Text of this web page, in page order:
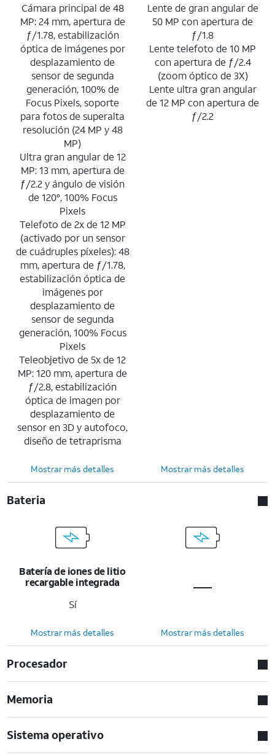
Cámara principal de 48
MP: 24 mm, apertura de
ƒ/1.78, estabilización
óptica de imágenes por
desplazamiento de
sensor de segunda
generación, 100% de
Focus Pixels, soporte
para fotos de superalta
resolución (24 MP y 48
MP)
Ultra gran angular de 12
MP: 13 mm, apertura de
ƒ/2.2 y ángulo de visión
de 120°, 100% Focus
Pixels
Telefoto de 2x de 12 MP
(activado por un sensor
de cuádruples píxeles): 48
mm, apertura de ƒ/1.78,
estabilización óptica de
imágenes por
desplazamiento de
sensor de segunda
generación, 100% Focus
Pixels
Teleobjetivo de 5x de 12
MP: 120 mm, apertura de
ƒ/2.8, estabilización
óptica de imagen por
desplazamiento de
sensor en 3D y autofoco,
diseño de tetraprisma
Lente de gran angular de
50 MP con apertura de
ƒ/1.8
Lente telefoto de 10 MP
con apertura de ƒ/2.4
(zoom óptico de 3X)
Lente ultra gran angular
de 12 MP con apertura de
ƒ/2.2
Mostrar más detalles Mostrar más detalles
Bateria
Batería de iones de litio
recargable integrada
Sí
Mostrar más detalles Mostrar más detalles
Procesador
Memoria
Sistema operativo